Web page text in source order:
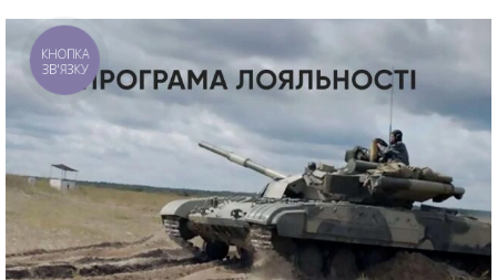
КНОПКА
ЗВ'ЯЗКУ